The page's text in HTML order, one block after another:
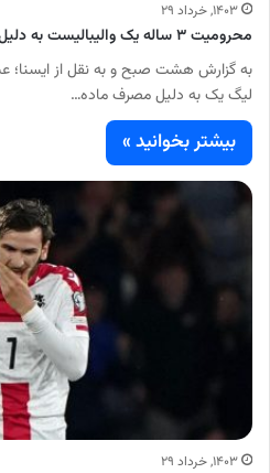
۱۴۰۳, خرداد ۲۹
محرومیت ۳ ساله یک والیبالیست به دلیل دوپینگ
به گزارش هشت صبح و به نقل از ایسنا؛
لیگ یک به دلیل مصرف ماده…
بیشتر بخوانید »
۱۴۰۳, خرداد ۲۹